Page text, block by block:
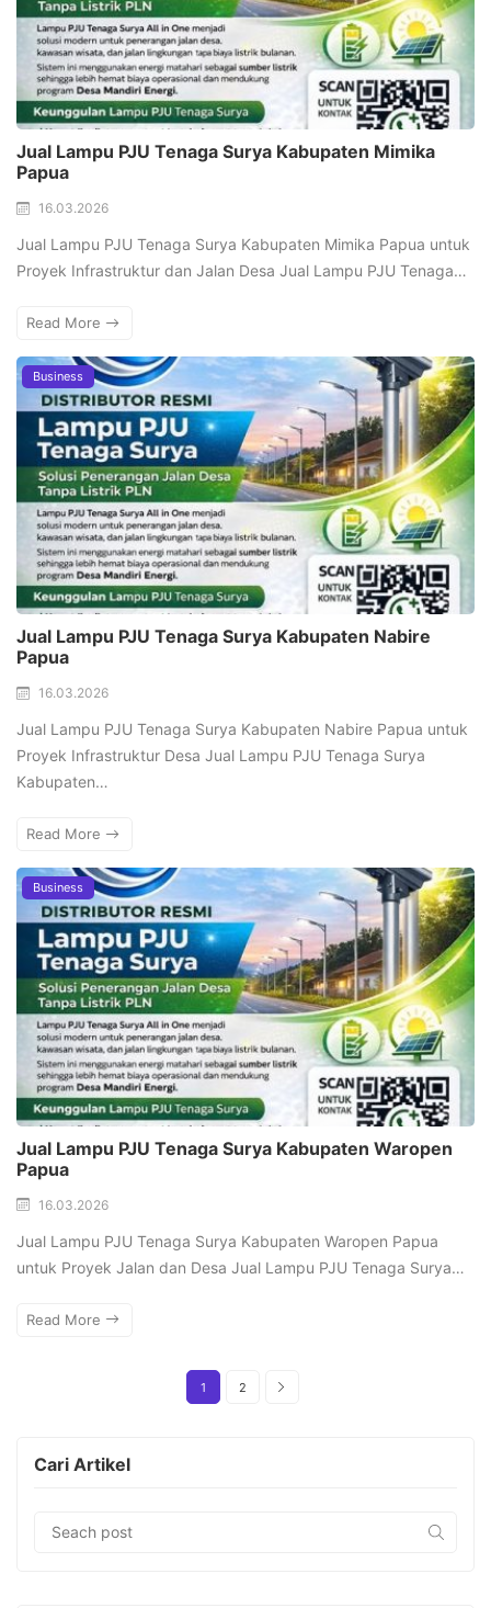
Jual Lampu PJU Tenaga Surya Kabupaten Mimika
Papua
16.03.2026
Jual Lampu PJU Tenaga Surya Kabupaten Mimika Papua untuk
Proyek Infrastruktur dan Jalan Desa Jual Lampu PJU Tenaga…
Read More
Business
Jual Lampu PJU Tenaga Surya Kabupaten Nabire
Papua
16.03.2026
Jual Lampu PJU Tenaga Surya Kabupaten Nabire Papua untuk
Proyek Infrastruktur Desa Jual Lampu PJU Tenaga Surya
Kabupaten…
Read More
Business
Jual Lampu PJU Tenaga Surya Kabupaten Waropen
Papua
16.03.2026
Jual Lampu PJU Tenaga Surya Kabupaten Waropen Papua
untuk Proyek Jalan dan Desa Jual Lampu PJU Tenaga Surya…
Read More
1 2
Cari Artikel